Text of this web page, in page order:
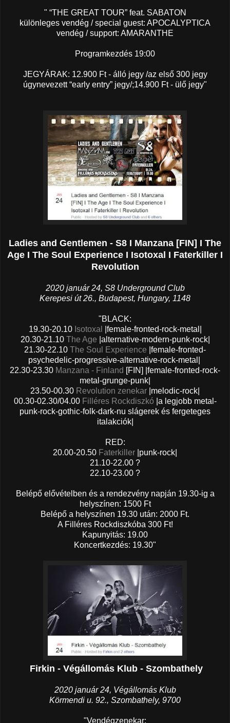
" “THE GREAT TOUR” feat. SABATON
különleges vendég / special guest: APOCALYPTICA
vendég / support: AMARANTHE
Programkezdés 19:00
JEGYÁRAK: 12.900 Ft - álló jegy /az első 300 jegy
úgynevezett “early entry” jegy/;14.900 Ft - ülő jegy"
Ladies and Gentlemen - S8 I Manzana [FIN] I The
Age I The Soul Experience I Isotoxal I Faterkiller I
Revolution
2020 január 24, S8 Underground Club
Kerepesi út 26., Budapest, Hungary, 1148
"BLACK:
19.30-20.10 Isotoxal
|female-fronted-rock-metal|
20.30-21.10 The Age |alternative-modern-punk-rock|
21.30-22.10 The Soul Experience |female-fronted-
psychedelic-progressive-alternative-rock-metal|
22.30-23.30 Manzana - Finland [FIN] |female-fronted-rock-
metal-grunge-punk|
23.50-00.30 Revolution zenekar |melodic-rock|
00.30-02.30/04.00 Filléres Rockdiszkó|a legjobb metal-
punk-rock-gothic-folk-dark-nu slágerek és fergeteges
italakciók|
RED:
20.00-20.50 Faterkiller |punk-rock|
21.10-22.00 ?
22.10-23.00 ?
Belépő elővételben és a rendezvény napján 19.30-ig a
helyszínen: 1500 Ft
Belépő a helyszínen 19.30 után: 2000 Ft.
A Filléres Rockdiszkóba 300 Ft!
Kapunyitás: 19.00
Koncertkezdés: 19.30"
Firkin - Végállomás Klub - Szombathely
2020 január 24, Végállomás Klub
Körmendi u. 92., Szombathely, 9700
"Vendégzenekar: